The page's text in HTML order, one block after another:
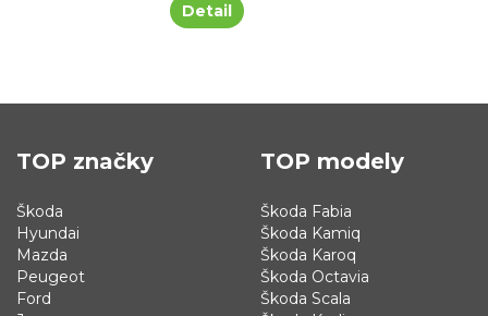
Detail
TOP značky
Škoda
Hyundai
Mazda
Peugeot
Ford
TOP modely
Škoda Fabia
Škoda Kamiq
Škoda Karoq
Škoda Octavia
Škoda Scala